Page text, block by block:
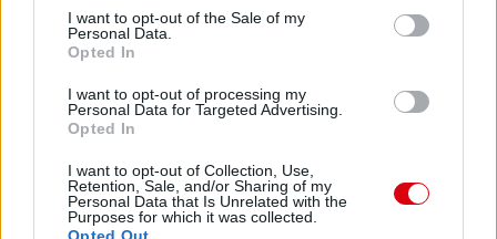
consent section.
I want to opt-out of the Sale of my
Personal Data.
Opted In
I want to opt-out of processing my
Personal Data for Targeted Advertising.
Opted In
I want to opt-out of Collection, Use,
Retention, Sale, and/or Sharing of my
Personal Data that Is Unrelated with the
Purposes for which it was collected.